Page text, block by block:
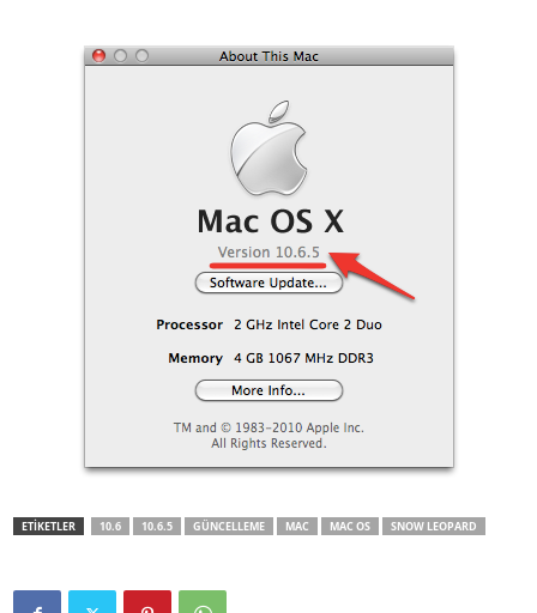
ETİKETLER 10.6 10.6.5 GÜNCELLEME MAC MAC OS SNOW LEOPARD